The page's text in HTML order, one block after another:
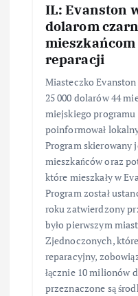
IL: Evanston
dolarom
reparacji
Miasteczko
25 000 dolarów 44
miejskiego
poinformował
Program skierowany
mieszkańców oraz
które mieszkały w
Program został
roku zatwierdzony
było pierwszym
Zjednoczonych,
reparacyjny,
łącznie 10 milionów
przeznaczone są